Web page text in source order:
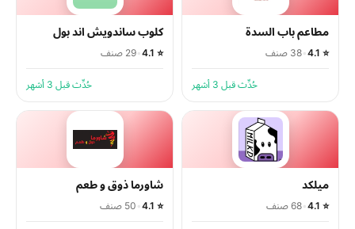
مطاعم باب السدة
⭐ 4.1 38 صنف
حُدِّث قبل 3 أشهر
كلوب ساندويش اند بول
⭐ 4.1 29 صنف
حُدِّث قبل 3 أشهر
ميلكد
⭐ 4.1 68 صنف
شاورما ذوق و طعم
⭐ 4.1 50 صنف